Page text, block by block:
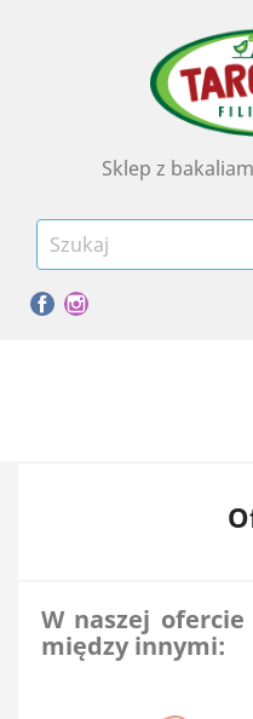
Sklep z
Facebook
W naszej
między innymi: